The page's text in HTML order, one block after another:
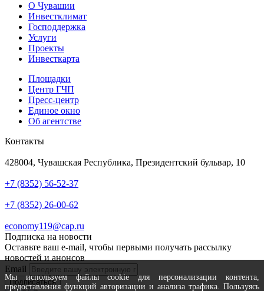
О Чувашии
Инвестклимат
Господдержка
Услуги
Проекты
Инвесткарта
Площадки
Центр ГЧП
Пресс-центр
Единое окно
Об агентстве
Контакты
428004, Чувашская Республика, Президентский бульвар, 10
+7 (8352) 56-52-37
+7 (8352) 26-00-62
economy119@cap.ru
Подписка на новости
Оставьте ваш e-mail, чтобы первыми получать рассылку
новостей и анонсов
Email
Подписаться
Мы используем файлы cookie для персонализации контента,
предоставления функций авторизации и анализа трафика. Пользуясь